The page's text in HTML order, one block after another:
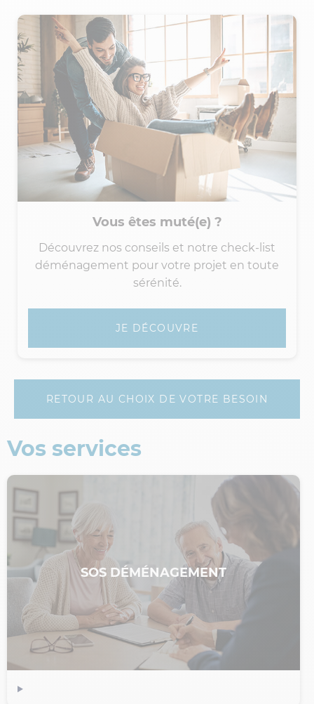
Vous êtes muté(e) ?
Découvrez nos conseils et notre check-list
déménagement pour votre projet en toute
sérénité.
JE DÉCOUVRE
RETOUR AU CHOIX DE VOTRE BESOIN
Vos services
SOS DÉMÉNAGEMENT